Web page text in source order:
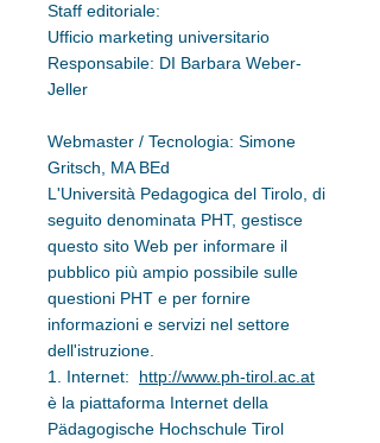
Staff editoriale:
Ufficio marketing universitario
Responsabile: DI Barbara Weber-
Jeller
Webmaster / Tecnologia: Simone
Gritsch, MA BEd
L'Università Pedagogica del Tirolo, di
seguito denominata PHT, gestisce
questo sito Web per informare il
pubblico più ampio possibile sulle
questioni PHT e per fornire
informazioni e servizi nel settore
dell'istruzione.
1. Internet:
http://www.ph-tirol.ac.at
è la piattaforma Internet della
Pädagogische Hochschule Tirol